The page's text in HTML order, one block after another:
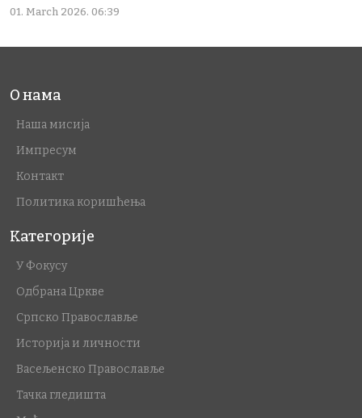
01. March 2026. 06:39
О нама
Наша мисија
Импресум
Контакт
Политика коришћења
Категорије
У Фокусу
Одбрана Цркве
Српско Православље
Историја и личности
Васељенско Православље
Тачка гледишта